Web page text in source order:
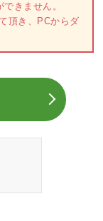
きません。
頂き、PCからダ